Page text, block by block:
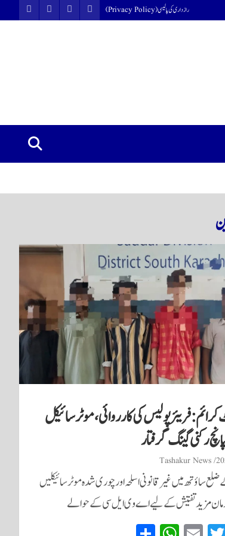
رازداری کی پالیسی (Privacy Policy)
فریئر پولیس کی کارروائی، موٹر سائیکل
رکنی گینگ گرفتار
Tashakur News
ساؤتھ میں غیر قانونی اسلحہ اور چوری شدہ موٹر سائیکلیں
مزید تفتیش کے لیے اے وی ایل سی کے حوالے